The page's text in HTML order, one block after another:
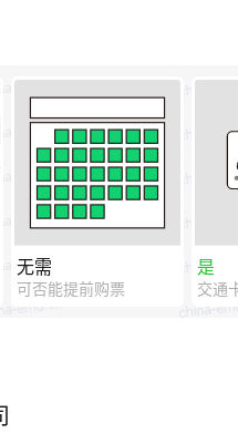
无需
可否能提前购票
是
交通